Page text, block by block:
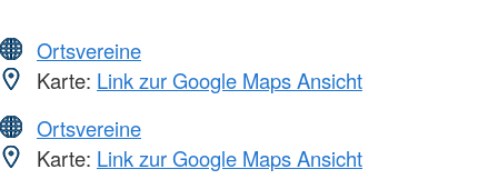
Ortsvereine
Karte: Link zur Google Maps Ansicht
Ortsvereine
Karte: Link zur Google Maps Ansicht